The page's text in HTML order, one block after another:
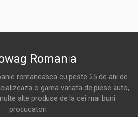
Romania
romaneasca cu peste 25 de ani de
o gama variata de piese auto,
alte produse de la cei mai buni
producatori.